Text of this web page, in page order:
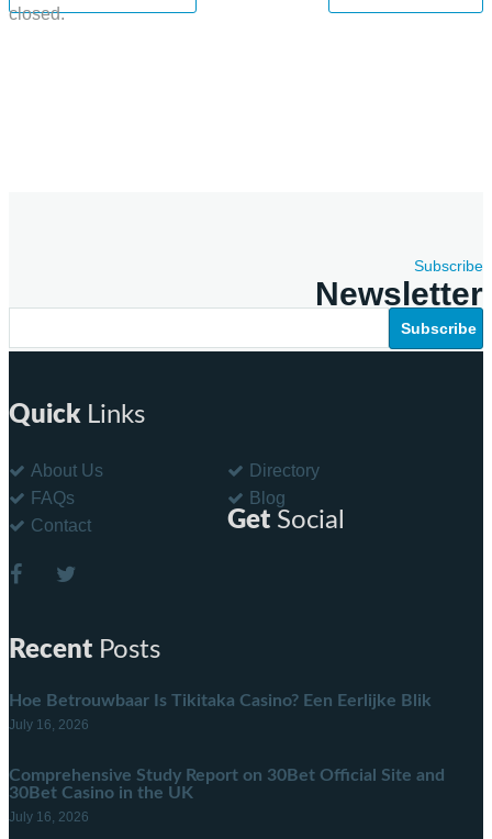
closed.
Subscribe
Newsletter
QuickLinks
About Us
Directory
FAQs
Blog
Contact
GetSocial
Recent Posts
Hoe Betrouwbaar Is Tikitaka Casino? Een Eerlijke Blik
July 16, 2026
Comprehensive Study Report on 30Bet Official Site and
30Bet Casino in the UK
July 16, 2026